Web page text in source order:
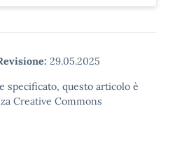
29.05.2025
specificato, questo articolo è
Creative Commons